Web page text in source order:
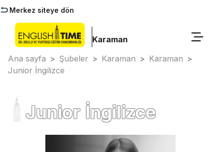
Merkez siteye dön
Karaman
Ana sayfa > Şubeler > Karaman > Karaman >
Junior İngilizce
Junior İngilizce